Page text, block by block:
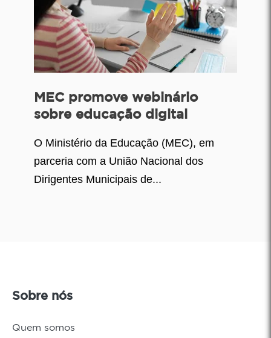
MEC promove webinário
sobre educação digital
O Ministério da Educação (MEC), em
parceria com a União Nacional dos
Dirigentes Municipais de...
Sobre nós
Quem somos